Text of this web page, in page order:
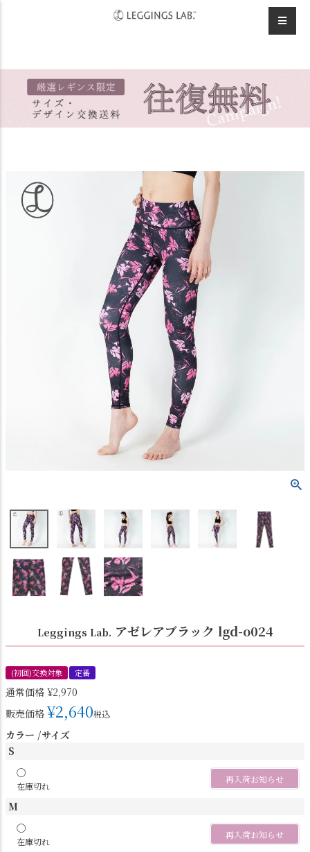
Leggings Lab. アゼレアブラック lgd-o024
(初回)交換対象 定番
通常価格 ¥2,970
販売価格 ¥2,640税込
カラー サイズ
S
〇
在庫切れ
再入荷お知らせ
M
〇
在庫切れ
再入荷お知らせ